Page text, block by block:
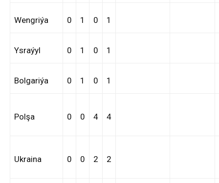
Wengriýa 0 1 0 1
Ysraýyl 0 1 0 1
Bolgariýa 0 1 0 1
Polşa 0 0 4 4
Ukraina 0 0 2 2